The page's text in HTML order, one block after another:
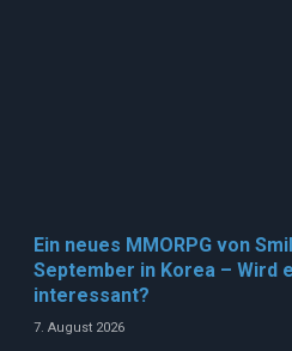
Ein neues MMORPG von
September in Korea – Wird
interessant?
7. August 2026